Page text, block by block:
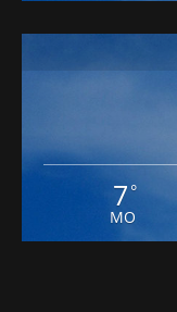
7 °
MO